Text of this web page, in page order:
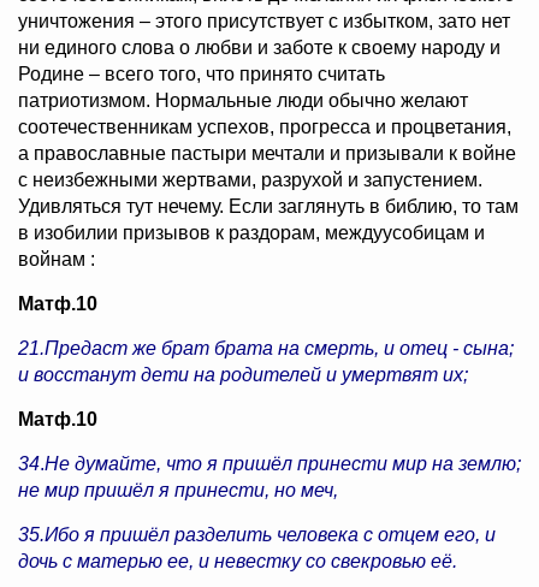
уничтожения – этого присутствует с избытком, зато нет
ни единого слова о любви и заботе к своему народу и
Родине – всего того, что принято считать
патриотизмом. Нормальные люди обычно желают
соотечественникам успехов, прогресса и процветания,
а православные пастыри мечтали и призывали к войне
с неизбежными жертвами, разрухой и запустением.
Удивляться тут нечему. Если заглянуть в библию, то там
в изобилии призывов к раздорам, междуусобицам и
войнам :
Матф.10
21.Предаст же брат брата на смерть, и отец - сына;
и восстанут дети на родителей и умертвят их;
Матф.10
34.Не думайте, что я пришёл принести мир на землю;
не мир пришёл я принести, но меч,
35.Ибо я пришёл разделить человека с отцем его, и
дочь с матерью ее, и невестку со свекровью её.